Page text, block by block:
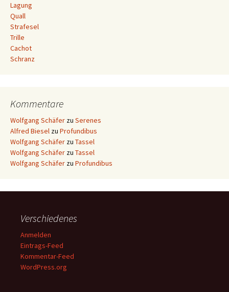
Lagung
Quall
Strafesel
Trille
Cachot
Schranz
Kommentare
Wolfgang Schäfer zu Serenes
Alfred Biesel zu Profundibus
Wolfgang Schäfer zu Tassel
Wolfgang Schäfer zu Tassel
Wolfgang Schäfer zu Profundibus
Verschiedenes
Anmelden
Eintrags-Feed
Kommentar-Feed
WordPress.org